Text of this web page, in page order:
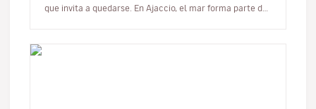
que invita a quedarse. En Ajaccio, el mar forma parte de